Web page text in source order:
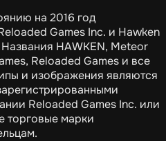
на 2016 год
Games Inc. и Hawken
HAWKEN, Meteor
Reloaded Games и все
и изображения являются
Reloaded Games Inc. или
торговые марки